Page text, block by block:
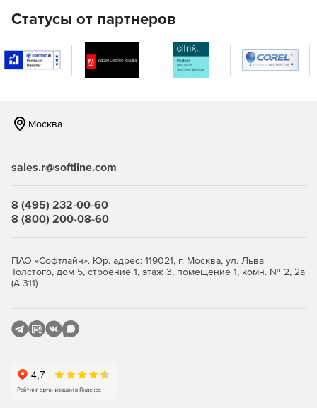
подключиться к системе с любого устройства, где
Обширный арсенал инструментов
электронное или дистанционное, так и очное обучение.
любого этапа процесса обучения.
Статусы от партнеров
Москва
sales.r@softline.com
8 (495) 232-00-60
8 (800) 200-08-60
ПАО «Софтлайн». Юр. адрес: 119021, г. Москва, ул. Льва
Толстого, дом 5, строение 1, этаж 3, помещение 1, комн. № 2, 2а
(А-311)